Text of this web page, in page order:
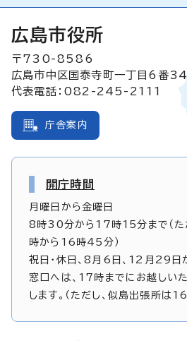
広島市役所
〒730-8586
広島市中区国泰寺町一丁目6番
代表電話：082-245-2111
庁舎案内
開庁時間
月曜日から金曜日
8時30分から17時15分まで（た
時から16時45分）
祝日・休日、8月6日、12月29
窓口へは、17時までにお越しい
します。（ただし、似島出張所は